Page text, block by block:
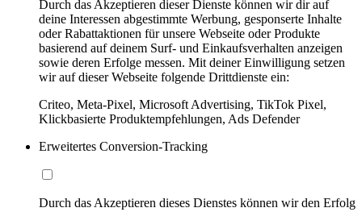
Durch das Akzeptieren dieser Dienste können wir dir auf
deine Interessen abgestimmte Werbung, gesponserte Inhalte
oder Rabattaktionen für unsere Webseite oder Produkte
basierend auf deinem Surf- und Einkaufsverhalten anzeigen
sowie deren Erfolge messen. Mit deiner Einwilligung setzen
wir auf dieser Webseite folgende Drittdienste ein:
Criteo, Meta-Pixel, Microsoft Advertising, TikTok Pixel,
Klickbasierte Produktempfehlungen, Ads Defender
Erweitertes Conversion-Tracking
Durch das Akzeptieren dieses Dienstes können wir den Erfolg